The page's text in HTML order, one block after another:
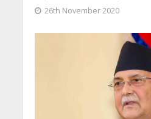
26th November 2020